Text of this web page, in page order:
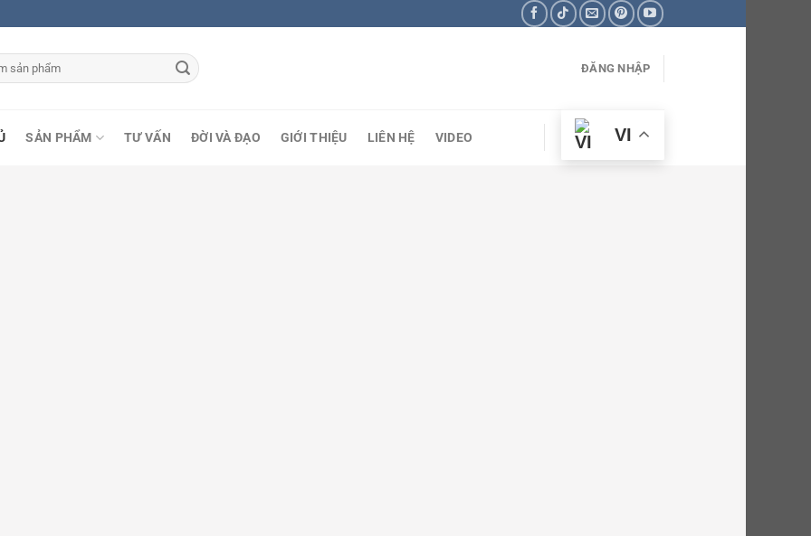
ĐĂNG NHẬP
SẢN PHẨM TƯ VẤN ĐỜI VÀ ĐẠO GIỚI THIỆU LIÊN HỆ VIDEO VI